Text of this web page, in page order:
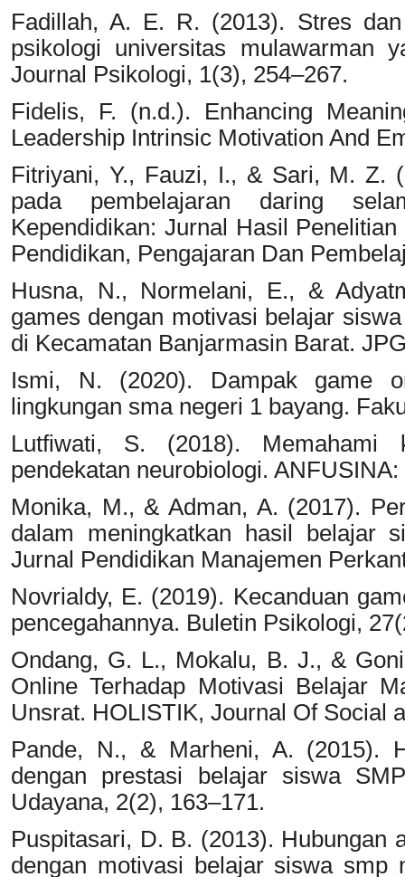
Fadillah, A. E. R. (2013). Stres
psikologi universitas mulawarman
Journal Psikologi, 1(3), 254–267.
Fidelis, F. (n.d.). Enhancing
Leadership Intrinsic Motivation And
Fitriyani, Y., Fauzi, I., & Sari, M. Z.
pada pembelajaran daring
Kependidikan: Jurnal Hasil
Pendidikan, Pengajaran Dan
Husna, N., Normelani, E., &
games dengan motivasi belajar
di Kecamatan Banjarmasin Barat.
Ismi, N. (2020). Dampak game
lingkungan sma negeri 1 bayang.
Lutfiwati, S. (2018). Memahami
pendekatan neurobiologi.
Monika, M., & Adman, A. (2017).
dalam meningkatkan hasil belajar
Jurnal Pendidikan Manajemen
Novrialdy, E. (2019). Kecanduan
pencegahannya. Buletin Psikologi,
Ondang, G. L., Mokalu, B. J., &
Online Terhadap Motivasi Belajar
Unsrat. HOLISTIK, Journal Of Social
Pande, N., & Marheni, A. (2015).
dengan prestasi belajar siswa
Udayana, 2(2), 163–171.
Puspitasari, D. B. (2013). Hubungan
dengan motivasi belajar siswa smp